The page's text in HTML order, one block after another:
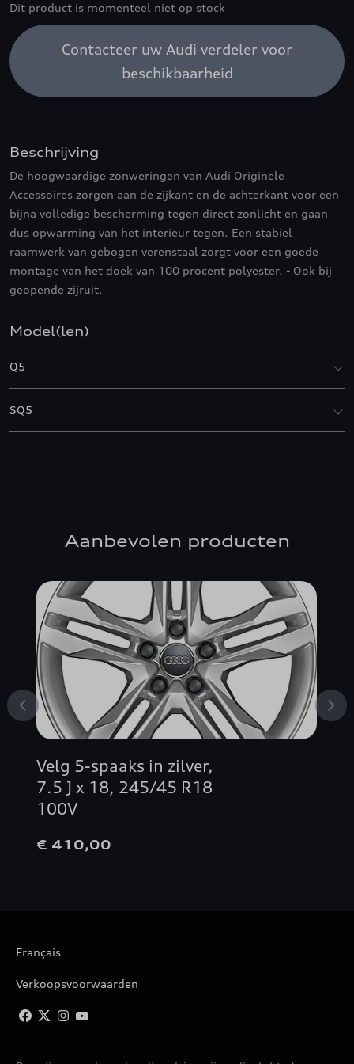
Dit product is momenteel niet op stock
Contacteer uw Audi verdeler voor
beschikbaarheid
Beschrijving
De hoogwaardige zonweringen van Audi Originele
Accessoires zorgen aan de zijkant en de achterkant voor een
bijna volledige bescherming tegen direct zonlicht en gaan
dus opwarming van het interieur tegen. Een stabiel
raamwerk van gebogen verenstaal zorgt voor een goede
montage van het doek van 100 procent polyester. - Ook bij
geopende zijruit.
Model(len)
Q5
SQ5
Aanbevolen producten
Velg 5-spaaks in zilver,
7.5 J x 18, 245/45 R18
100V
€ 410,00
Français
Verkoopsvoorwaarden